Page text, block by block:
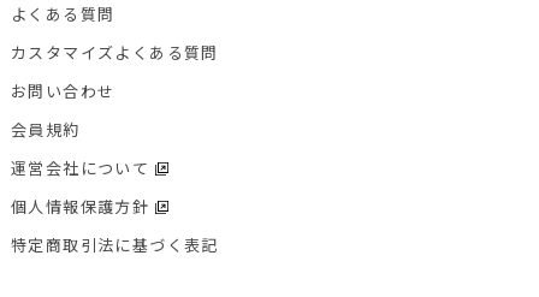
よくある質問
カスタマイズよくある質問
お問い合わせ
会員規約
運営会社について
個人情報保護方針
特定商取引法に基づく表記